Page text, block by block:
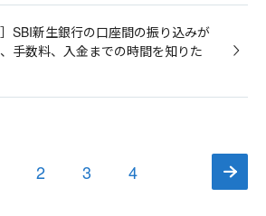
］SBI新生銀行の口座間の振り込みが
手数料、入金までの時間を知りた
2 3 4